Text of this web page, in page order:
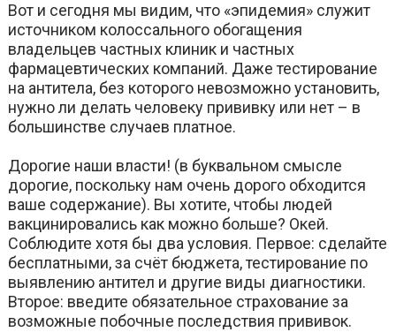
Вот и сегодня мы видим, что «эпидемия» служит
источником колоссального обогащения
владельцев частных клиник и частных
фармацевтических компаний. Даже тестирование
на антитела, без которого невозможно установить,
нужно ли делать человеку прививку или нет – в
большинстве случаев платное.
Дорогие наши власти! (в буквальном смысле
дорогие, поскольку нам очень дорого обходится
ваше содержание). Вы хотите, чтобы людей
вакцинировались как можно больше? Окей.
Соблюдите хотя бы два условия. Первое: сделайте
бесплатными, за счёт бюджета, тестирование по
выявлению антител и другие виды диагностики.
Второе: введите обязательное страхование за
возможные побочные последствия прививок.